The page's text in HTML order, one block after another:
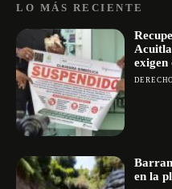
LO MÁS RECIENTE
exigen
en la